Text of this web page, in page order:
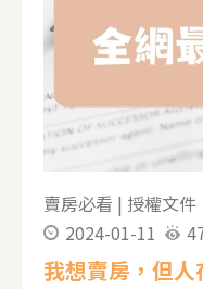
賣房必看 | 授權文件
2024-01-11
我想賣房，但人